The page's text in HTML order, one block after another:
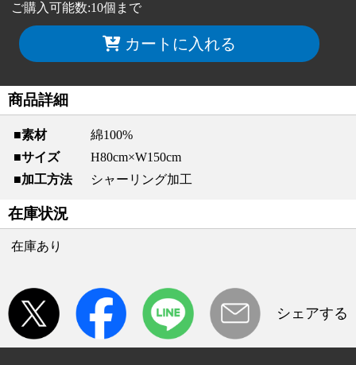
ご購入可能数:10個まで
カートに入れる
商品詳細
素材
綿100%
サイズ
H80cm×W150cm
加工方法
シャーリング加工
在庫状況
在庫あり
シェアする